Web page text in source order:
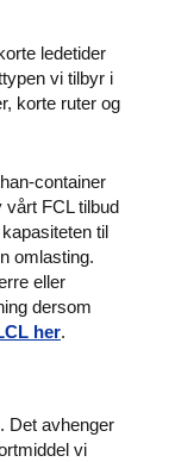
ledetider
vi tilbyr i
korte ruter og
container
vårt FCL tilbud
til
omlasting.
eller
dersom
her.
Det avhenger
vi